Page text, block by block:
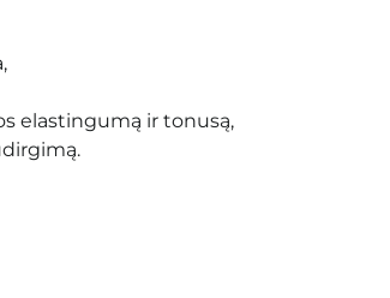
,
elastingumą ir tonusą,
.